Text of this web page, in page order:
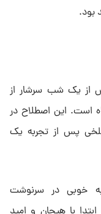
بود.
از یک شب سرشار از
است. این اصطلاح در
پس از تجربه یک
خوبی در سرنوشت